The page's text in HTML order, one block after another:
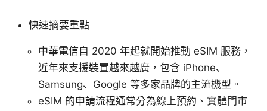
快速摘要重點
中華電信自 2020 年起就開始推動 eSIM 服務，
近年來支援裝置越來越廣，包含 iPhone、
Samsung、Google 等多家品牌的主流機型。
eSIM 的申請流程通常分為線上預約、實體門市